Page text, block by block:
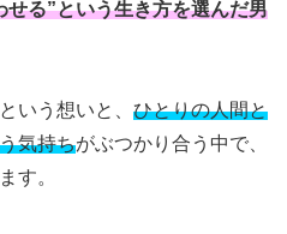
せる”という生き方を選んだ男
いう想いと、 ひとりの人間と
気持ちがぶつかり合う中で、
す。